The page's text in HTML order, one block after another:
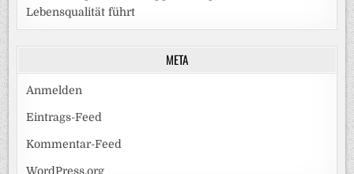
Lebensqualität führt
META
Anmelden
Eintrags-Feed
Kommentar-Feed
WordPress.org